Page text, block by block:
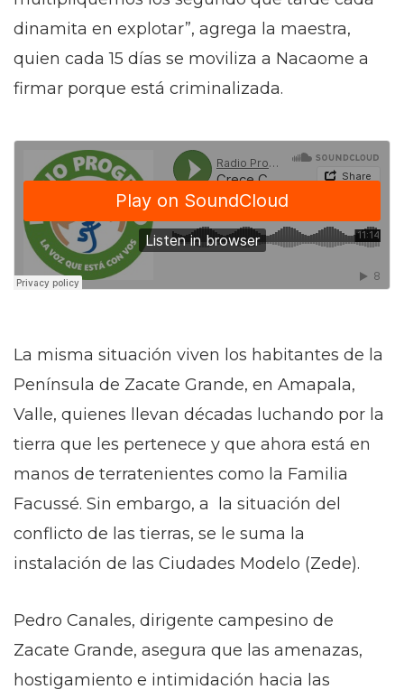
dinamita en explotar”, agrega la maestra,
quien cada 15 días se moviliza a Nacaome a
firmar porque está criminalizada.
La misma situación viven los habitantes de la
Península de Zacate Grande, en Amapala,
Valle, quienes llevan décadas luchando por la
tierra que les pertenece y que ahora está en
manos de terratenientes como la Familia
Facussé. Sin embargo, a la situación del
conflicto de las tierras, se le suma la
instalación de las Ciudades Modelo (Zede).
Pedro Canales, dirigente campesino de
Zacate Grande, asegura que las amenazas,
hostigamiento e intimidación hacia las